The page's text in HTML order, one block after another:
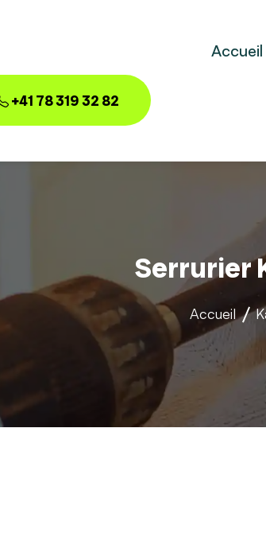
Accueil
+41 78 319 32 82
Serrurier
Accueil